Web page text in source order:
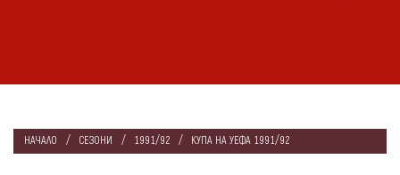
НАЧАЛО СЕЗОНИ 1991/92 КУПА НА УЕФА 1991/92